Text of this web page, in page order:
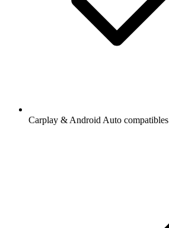
Carplay & Android Auto compatibles